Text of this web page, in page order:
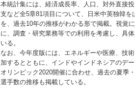
本統計集には、経済成長率、人口、対外直接
支など全5章81項目について、日米中英独韓を
を、過去10年の推移がわかる形で掲載。視覚
に、調査・研究業務等での利用を考慮し、具
いる。
なお、今年度版には、エネルギーや医療、技
加するとともに、インドやインドネシアのデ
オリンピック2020開催に合わせ、過去の夏季
選手数の推移も掲載している。